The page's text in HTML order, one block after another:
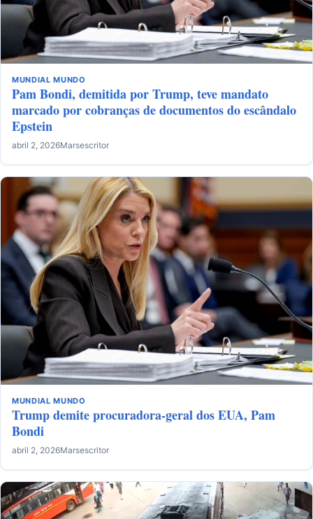
MUNDIAL MUNDO
Pam Bondi, demitida por Trump, teve mandato
marcado por cobranças de documentos do escândalo
Epstein
abril 2, 2026Marsescritor
MUNDIAL MUNDO
Trump demite procuradora-geral dos EUA, Pam
Bondi
abril 2, 2026Marsescritor